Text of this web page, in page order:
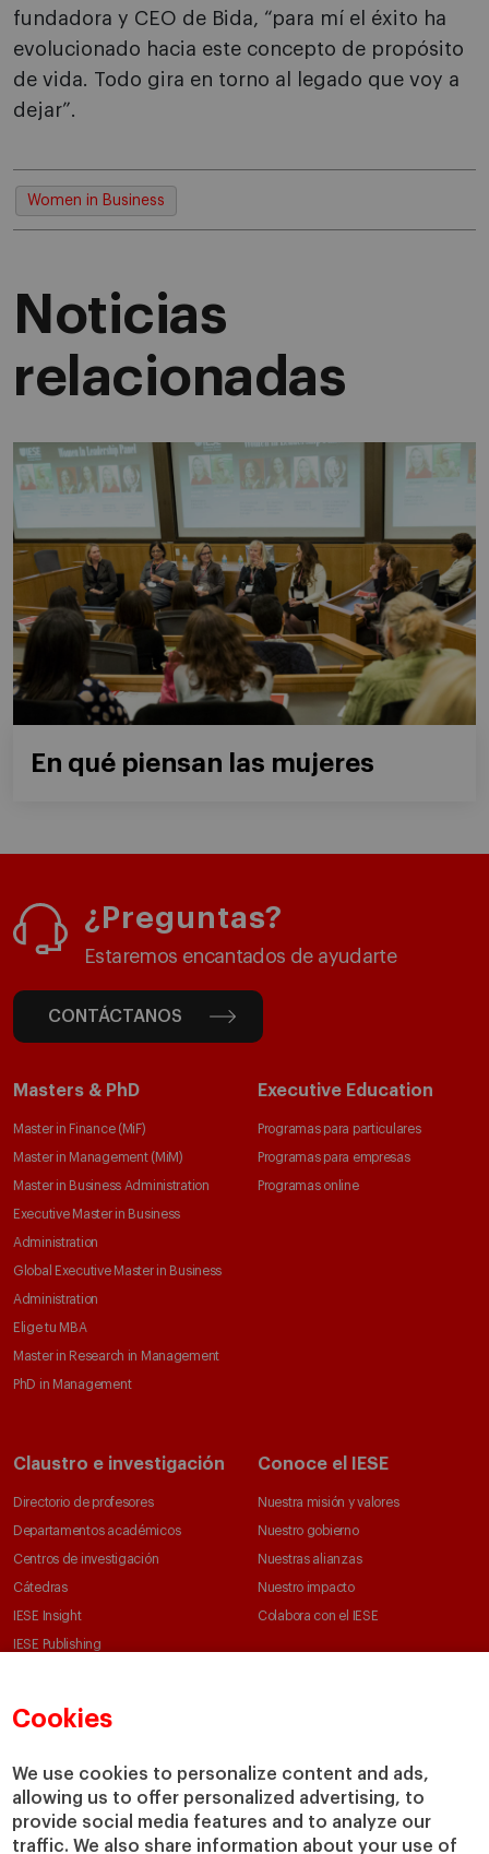
Cookies
We use cookies to personalize content and ads,
allowing us to offer personalized advertising, to
provide social media features and to analyze our
traffic. We also share information about your use of
fundadora y CEO de Bida, “para mí el éxito ha
evolucionado hacia este concepto de propósito
de vida. Todo gira en torno al legado que voy a
dejar”.
Women in Business
Noticias
relacionadas
En qué piensan las mujeres
¿Preguntas?
Estaremos encantados de ayudarte
CONTÁCTANOS
Masters & PhD
Master in Finance (MiF)
Master in Management (MiM)
Master in Business Administration
Executive Master in Business
Administration
Global Executive Master in Business
Administration
Elige tu MBA
Master in Research in Management
PhD in Management
Executive Education
Programas para particulares
Programas para empresas
Programas online
Claustro e investigación
Directorio de profesores
Departamentos académicos
Centros de investigación
Cátedras
IESE Insight
IESE Publishing
Conoce el IESE
Nuestra misión y valores
Nuestro gobierno
Nuestras alianzas
Nuestro impacto
Colabora con el IESE
Jobs @IESE
Préstamos y becas